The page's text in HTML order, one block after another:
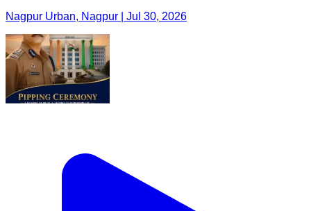
Nagpur Urban, Nagpur | Jul 30, 2026